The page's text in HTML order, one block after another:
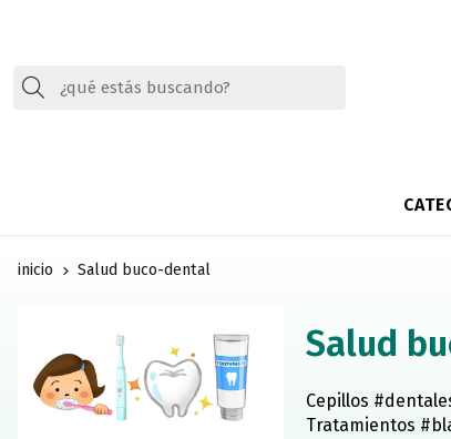
Buscar
inicio Salud buco-dental
Salud
Cepillos
Tratamientos